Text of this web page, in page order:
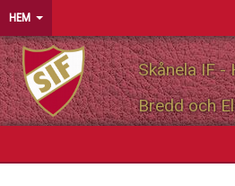
HEM
Skånela IF -
Bredd och